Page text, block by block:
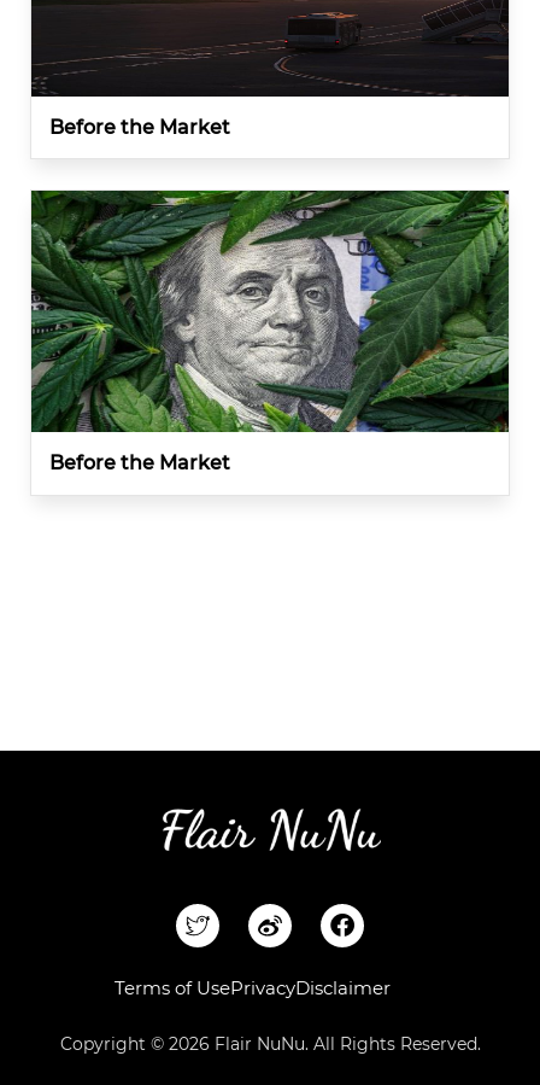
Before the Market
Before the Market
F
a
e
o
o
Terms of UsePrivacyDisclaimer
Copyright © 2026 Flair NuNu. All Rights Reserved.